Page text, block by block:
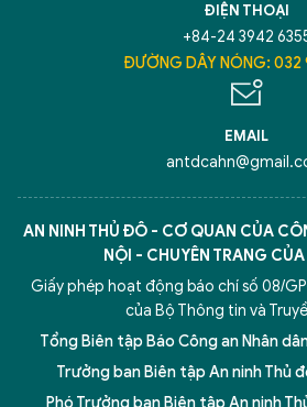
ĐIỆN THOẠI
+84-24 3942
ĐƯỜNG DÂY NÓNG: 032
EMAIL
AN NINH THỦ ĐÔ - CƠ QUAN CỦA
NỘI - CHUYÊN TRANG
Giấy phép hoạt động báo chí số 08/
của Bộ Thông tin và
Tổng Biên tập Báo Công an Nhân
Trưởng ban Biên tập An ninh Thủ